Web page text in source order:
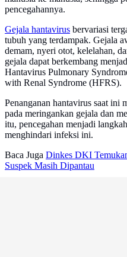
pencegahannya.
Gejala hantavirus bervariasi
tubuh yang terdampak. Gejala
demam, nyeri otot, kelelahan,
gejala dapat berkembang
Hantavirus Pulmonary
with Renal Syndrome (HFRS).
Penanganan hantavirus saat ini
pada meringankan gejala dan
itu, pencegahan menjadi
menghindari infeksi ini.
Baca Juga Dinkes DKI
Suspek Masih Dipantau